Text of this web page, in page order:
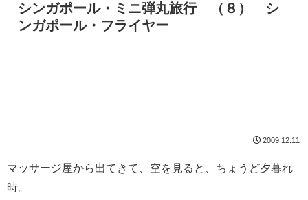
シンガポール・ミニ弾丸旅行 （８） シ
ンガポール・フライヤー
2009.12.11
マッサージ屋から出てきて、空を見ると、ちょうど夕暮れ
時。